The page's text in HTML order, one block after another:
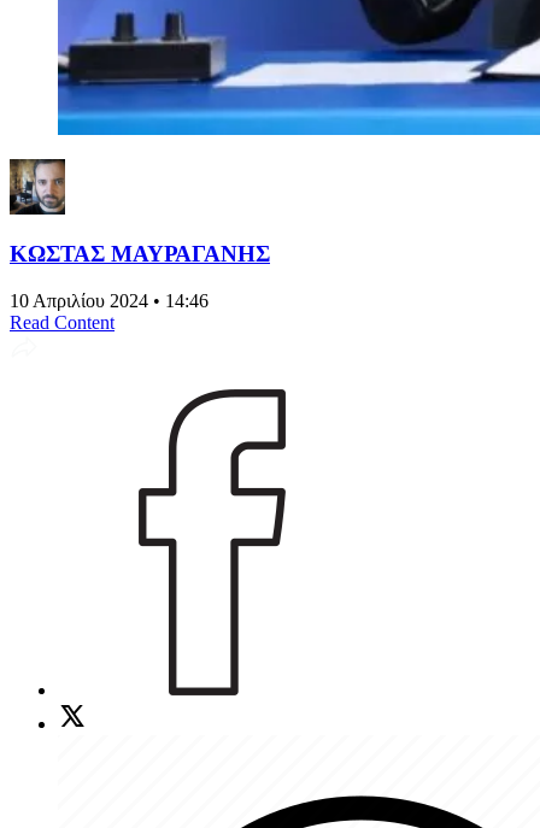
ΚΩΣΤΑΣ ΜΑΥΡΑΓΑΝΗΣ
10 Απριλίου 2024 • 14:46
Read Content